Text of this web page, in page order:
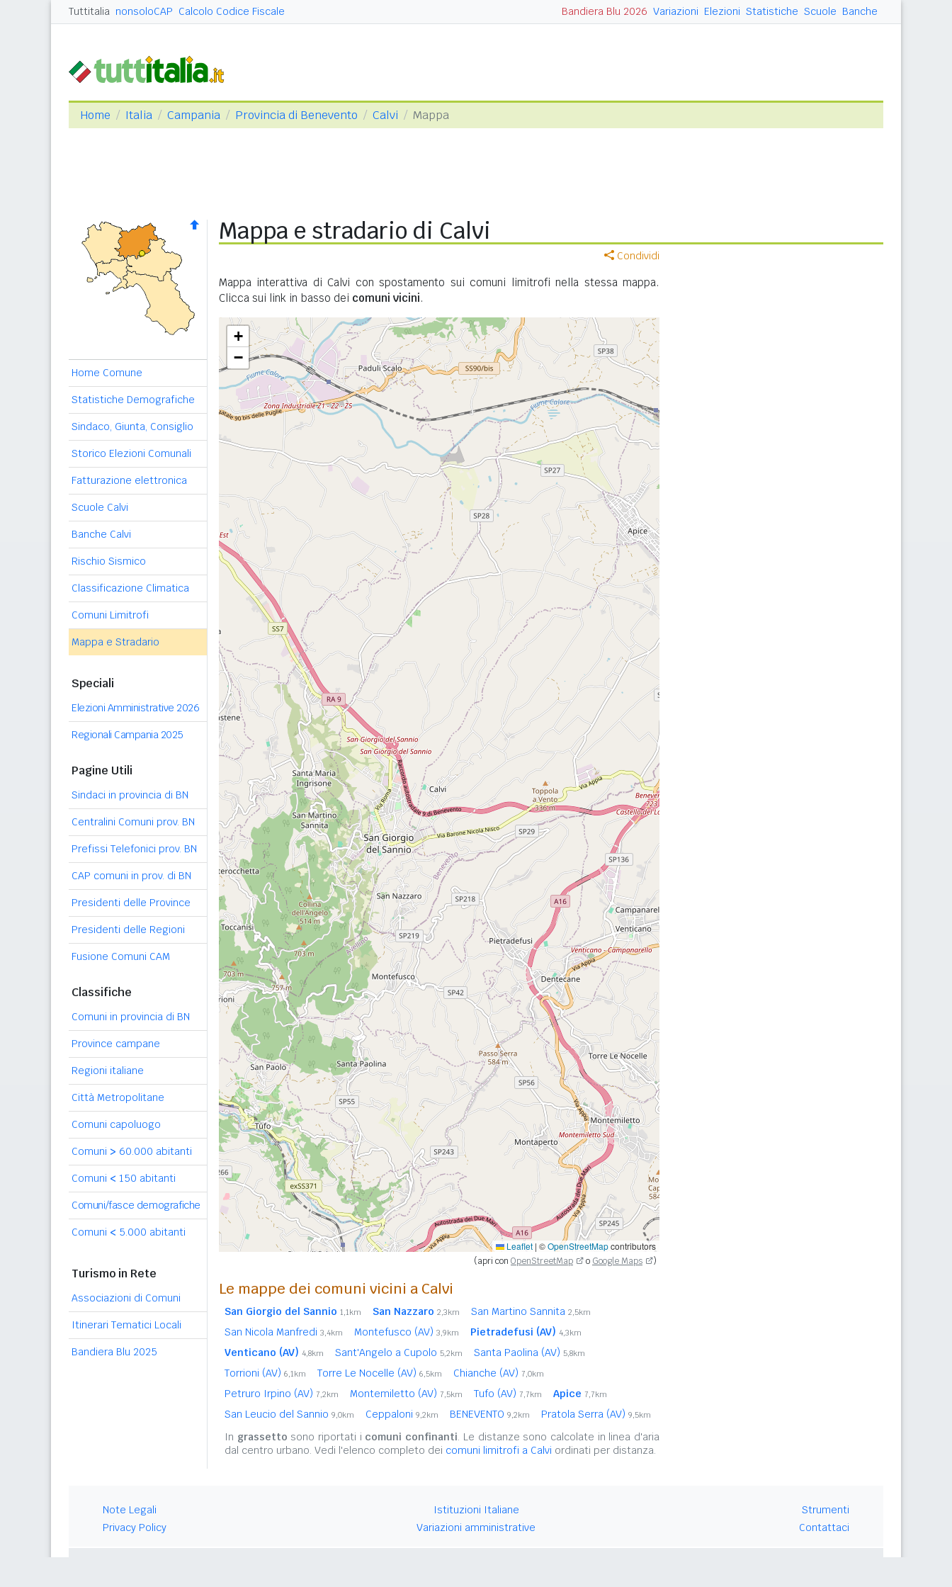
Tuttitalia nonsoloCAP Calcolo Codice Fiscale Bandiera Blu 2026 Variazioni Elezioni Statistiche Scuole Banche
Home Italia Campania Provincia di Benevento Calvi Mappa
Home Comune
Statistiche Demografiche
Sindaco, Giunta, Consiglio
Storico Elezioni Comunali
Fatturazione elettronica
Scuole Calvi
Banche Calvi
Rischio Sismico
Classificazione Climatica
Comuni Limitrofi
Mappa e Stradario
Speciali
Elezioni Amministrative 2026
Regionali Campania 2025
Pagine Utili
Sindaci in provincia di BN
Centralini Comuni prov. BN
Prefissi Telefonici prov. BN
CAP comuni in prov. di BN
Presidenti delle Province
Presidenti delle Regioni
Fusione Comuni CAM
Classifiche
Comuni in provincia di BN
Province campane
Regioni italiane
Città Metropolitane
Comuni capoluogo
Comuni > 60.000 abitanti
Comuni < 150 abitanti
Comuni/fasce demografiche
Comuni < 5.000 abitanti
Turismo in Rete
Associazioni di Comuni
Itinerari Tematici Locali
Bandiera Blu 2025
Mappa e stradario di Calvi
Condividi
Mappa interattiva di Calvi con spostamento sui comuni limitrofi nella stessa mappa.
Clicca sui link in basso dei comuni vicini.
+
−
Leaflet | ©OpenStreetMapcontributors
(apri con OpenStreetMap o Google Maps )
Le mappe dei comuni vicini a Calvi
San Giorgio del Sannio 1,1km San Nazzaro 2,3km San Martino Sannita 2,5km
San Nicola Manfredi 3,4km Montefusco (AV) 3,9km Pietradefusi (AV) 4,3km
Venticano (AV) 4,8km Sant'Angelo a Cupolo 5,2km Santa Paolina (AV) 5,8km
Torrioni (AV) 6,1km Torre Le Nocelle (AV) 6,5km Chianche (AV) 7,0km
Petruro Irpino (AV) 7,2km Montemiletto (AV) 7,5km Tufo (AV) 7,7km Apice 7,7km
San Leucio del Sannio 9,0km Ceppaloni 9,2km BENEVENTO 9,2km Pratola Serra (AV) 9,5km
In grassetto sono riportati i comuni confinanti. Le distanze sono calcolate in linea d'aria
dal centro urbano. Vedi l'elenco completo dei comuni limitrofi a Calvi ordinati per distanza.
Note Legali
Privacy Policy
Istituzioni Italiane
Variazioni amministrative
Strumenti
Contattaci